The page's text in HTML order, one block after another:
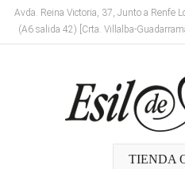
Avda. Reina Victoria, 37, Junto a Renfe
(A6 salida 42) [Crta. Villalba-
TIENDA